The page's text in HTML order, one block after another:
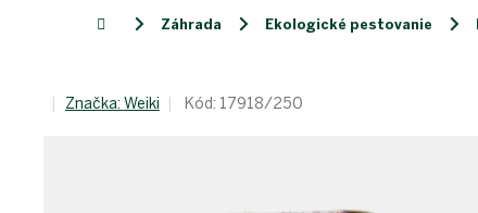
DomovZáhrada Ekologické pestovanie
Značka: Weiki Kód: 17918/250